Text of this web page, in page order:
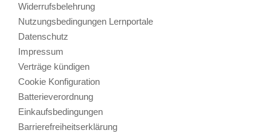
Widerrufsbelehrung
Nutzungsbedingungen Lernportale
Datenschutz
Impressum
Verträge kündigen
Cookie Konfiguration
Batterieverordnung
Einkaufsbedingungen
Barrierefreiheitserklärung